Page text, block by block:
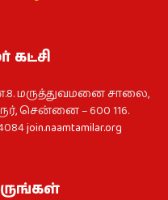
கட்சி
மருத்துவமனை சாலை,
சென்னை – 600 116.
join.naamtamilar.org